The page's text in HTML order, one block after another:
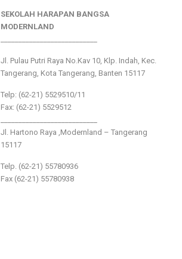
SEKOLAH HARAPAN BANGSA
MODERNLAND
Jl. Pulau Putri Raya No.Kav 10, Klp. Indah, Kec.
Tangerang, Kota Tangerang, Banten 15117
Telp: (62-21) 5529510/11
Fax: (62-21) 5529512
Jl. Hartono Raya ,Modernland – Tangerang
15117
Telp. (62-21) 55780936
Fax (62-21) 55780938